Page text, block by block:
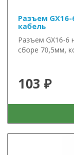
Разъем
кабель
Разъем GX16-6
сборе 70,5мм,
103 ₽